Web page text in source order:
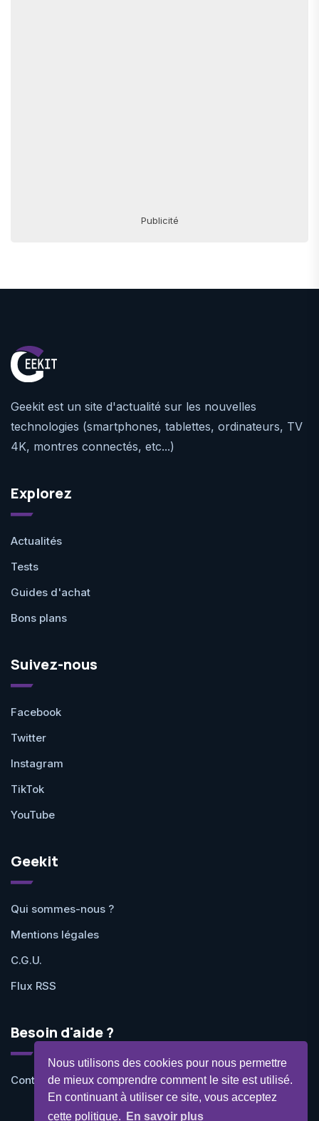
Nous utilisons des cookies pour nous permettre
de mieux comprendre comment le site est utilisé.
En continuant à utiliser ce site, vous acceptez
cette politique.
En savoir plus
Publicité
Geekit est un site d'actualité sur les nouvelles
technologies (smartphones, tablettes, ordinateurs, TV
4K, montres connectés, etc...)
Explorez
Actualités
Tests
Guides d'achat
Bons plans
Suivez-nous
Facebook
Twitter
Instagram
TikTok
YouTube
Geekit
Qui sommes-nous ?
Mentions légales
C.G.U.
Flux RSS
Besoin d'aide ?
Contactez-nous